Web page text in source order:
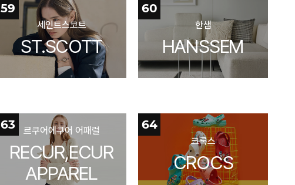
59
세인트스코트
ST.SCOTT
60
한샘
HANSSEM
63 르쿠어에쿠어 어패럴
RECUR,ECUR
APPAREL
64
크록스
CROCS